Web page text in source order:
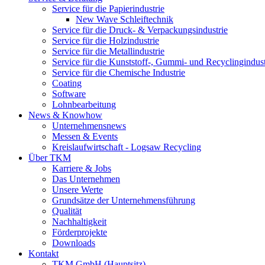
Service für die Papierindustrie
New Wave Schleiftechnik
Service für die Druck- & Verpackungsindustrie
Service für die Holzindustrie
Service für die Metallindustrie
Service für die Kunststoff-, Gummi- und
Service für die Chemische Industrie
Coating
Software
Lohnbearbeitung
News & Knowhow
Unternehmensnews
Messen & Events
Kreislaufwirtschaft - Logsaw Recycling
Über TKM
Karriere & Jobs
Das Unternehmen
Unsere Werte
Grundsätze der Unternehmensführung
Qualität
Nachhaltigkeit
Förderprojekte
Downloads
Kontakt